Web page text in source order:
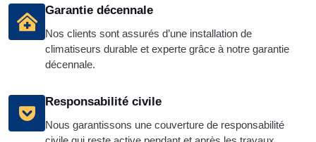
Garantie décennale
Nos clients sont assurés d’une installation de
climatiseurs durable et experte grâce à notre garantie
décennale.
Responsabilité civile
Nous garantissons une couverture de responsabilité